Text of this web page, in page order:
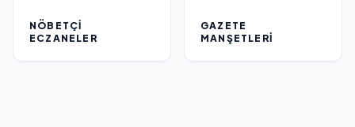
NÖBETÇI
ECZANELER
GAZETE
MANŞETLERI